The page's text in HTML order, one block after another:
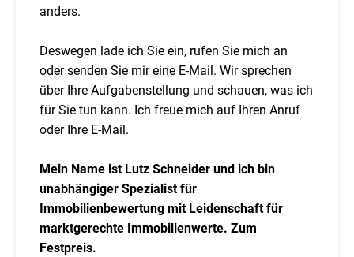
anders.
Deswegen lade ich Sie ein, rufen Sie mich an
oder senden Sie mir eine E-Mail. Wir sprechen
über Ihre Aufgabenstellung und schauen, was ich
für Sie tun kann. Ich freue mich auf Ihren Anruf
oder Ihre E-Mail.
Mein Name ist Lutz Schneider und ich bin
unabhängiger Spezialist für
Immobilienbewertung mit Leidenschaft für
marktgerechte Immobilienwerte. Zum
Festpreis.